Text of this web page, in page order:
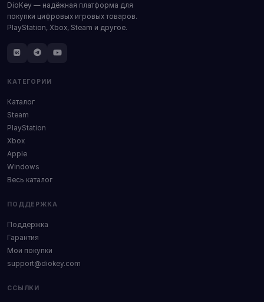
DioKey — надёжная платформа для
покупки цифровых игровых товаров.
PlayStation, Xbox, Steam и другое.
КАТЕГОРИИ
Каталог
Steam
PlayStation
Xbox
Apple
Windows
Весь каталог
ПОДДЕРЖКА
Поддержка
Гарантия
Мои покупки
support@diokey.com
ССЫЛКИ